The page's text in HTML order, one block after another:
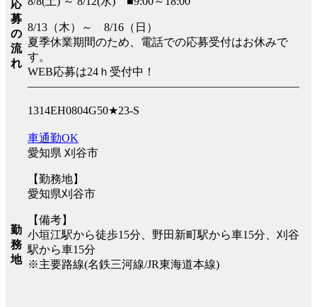
応
募
の
流
れ
8/13（木）～ 8/16（日）
夏季休業期間のため、電話での応募受付はお休みで
す。
WEB応募は24ｈ受付中！
――――――――――――――――――――――――
1314EH0804G50★23-S
勤
務
地
車通勤OK
愛知県 刈谷市
【勤務地】
愛知県刈谷市
【備考】
小垣江駅から徒歩15分、野田新町駅から車15分、刈谷
駅から車15分
※主要路線(名鉄三河線/JR東海道本線)